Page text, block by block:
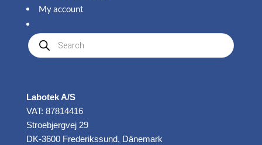
My account
Produkte
suchen
Labotek A/S
VAT: 87814416
Stroebjergvej 29
DK-3600 Frederikssund, Dänemark